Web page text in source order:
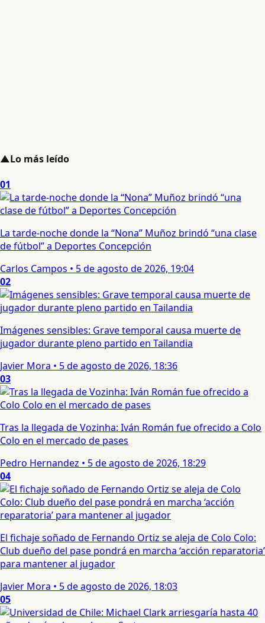
▲Lo más leído
01
La tarde-noche donde la “Nona” Muñoz brindó “una clase
de fútbol” a Deportes Concepción
Carlos Campos • 5 de agosto de 2026, 19:04
02
Imágenes sensibles: Grave temporal causa muerte de
jugador durante pleno partido en Tailandia
Javier Mora • 5 de agosto de 2026, 18:36
03
Tras la llegada de Vozinha: Iván Román fue ofrecido a Colo
Colo en el mercado de pases
Pedro Hernandez • 5 de agosto de 2026, 18:29
04
El fichaje soñado de Fernando Ortiz se aleja de Colo Colo:
Club dueño del pase pondrá en marcha ‘acción reparatoria’
para mantener al jugador
Javier Mora • 5 de agosto de 2026, 18:03
05